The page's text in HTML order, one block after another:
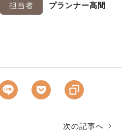
担当者 プランナー髙間
次の記事へ